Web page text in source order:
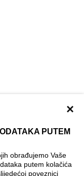
×
PUTEM
obrađujemo Vaše
putem kolačića
poveznici